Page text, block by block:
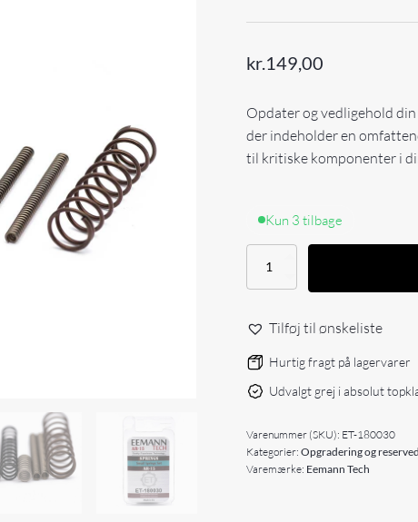
kr. 149,00
Opdater og vedligehold din
der indeholder en
til kritiske komponenter i
Kun 3 tilbage
Eemann
Small
Set
AR-
antal
Tilføj til ønskeliste
Hurtig fragt på lagervarer
Udvalgt grej i absolut
Varenummer (SKU): ET-180030
Kategorier:Opgradering og
Varemærke: Eemann Tech